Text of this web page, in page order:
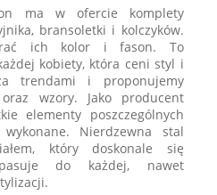
ma w ofercie komplety
bransoletki i kolczyków.
ich kolor i fason. To
kobiety, która ceni styl i
trendami i proponujemy
wzory. Jako producent
elementy poszczególnych
Nierdzewna stal
który doskonale się
do każdej, nawet